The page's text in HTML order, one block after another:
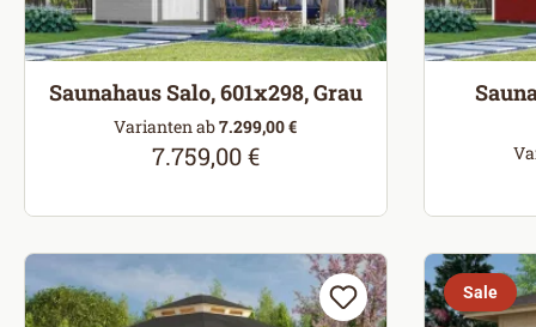
Saunahaus Salo, 601x298, Grau
Varianten ab7.299,00 €
Regulärer Preis:
7.759,00 €
Sale